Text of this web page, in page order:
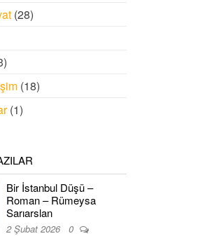
(28)
(18)
(1)
Bir İstanbul Düşü –
Roman – Rümeysa
Sarıarslan
2 Şubat 2026 0